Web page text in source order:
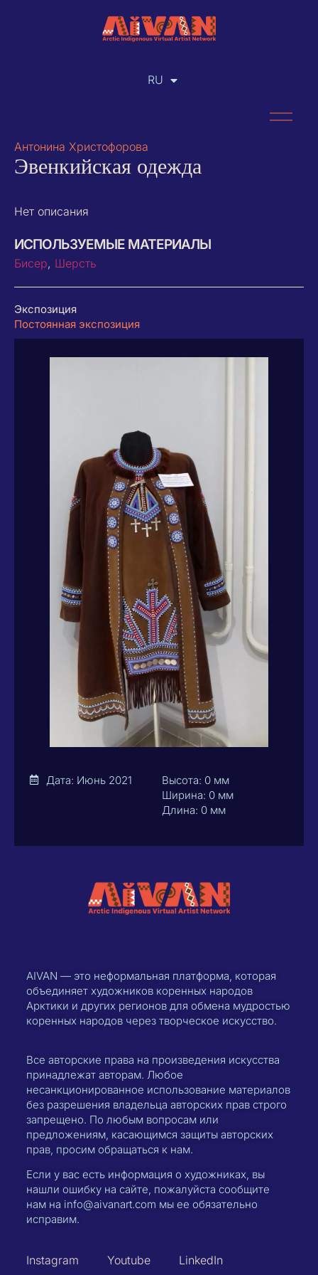
RU
EN
Антонина Христофорова
Эвенкийская одежда
Нет описания
ИСПОЛЬЗУЕМЫЕ МАТЕРИАЛЫ
Бисер, Шерсть
Экспозиция
Постоянная экспозиция
Дата: Июнь 2021
Высота: 0 мм
Ширина: 0 мм
Длина: 0 мм
AIVAN — это неформальная платформа, которая
объединяет художников коренных народов
Арктики и других регионов для обмена мудростью
коренных народов через творческое искусство.
Все авторские права на произведения искусства
принадлежат авторам. Любое
несанкционированное использование материалов
без разрешения владельца авторских прав строго
запрещено. По любым вопросам или
предложениям, касающимся защиты авторских
прав, просим обращаться к нам.
Если у вас есть информация о художниках, вы
нашли ошибку на сайте, пожалуйста сообщите
нам на info@aivanart.com мы ее обязательно
исправим.
Instagram Youtube LinkedIn